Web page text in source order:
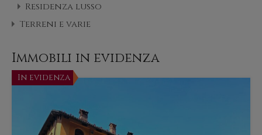
Residenza lusso
Terreni e varie
Immobili in evidenza
In evidenza